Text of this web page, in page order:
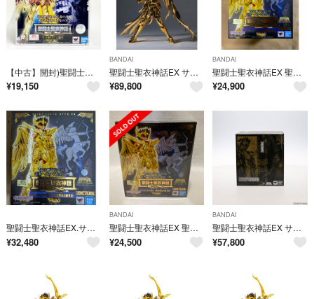
【中古】開封)聖闘士聖衣神話EX サジタリアス星矢[79][240091373124]
¥19,150
BANDAI
聖闘士聖衣神話EX サジタリアス星矢 GOLD24 魂ウェブ 開催記念商品
¥89,800
BANDAI
聖闘士聖衣神話EX 聖闘士星矢 サジタリアス星矢-黄金聖衣の継承者-
¥24,900
聖闘士聖衣神話EX.サジタリアス星矢.黄金聖衣の継承者。
¥32,480
BANDAI
聖闘士聖衣神話EX 聖闘士星矢 サジタリアス星矢-黄金聖衣の継承者-
¥24,500
BANDAI
聖闘士聖衣神話EX サジタリアス星矢 GOLD24 聖闘士星矢 完成品 可動フィギュア TAMASHII NATION 2020&魂ウェブ商店限定 バンダイスピリッツ
¥57,800